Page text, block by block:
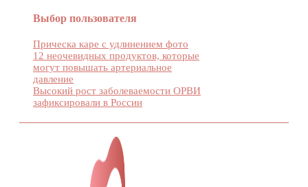
Выбор пользователя
Прическа каре с удлинением фото
12 неочевидных продуктов, которые
могут повышать артериальное
давление
Высокий рост заболеваемости ОРВИ
зафиксировали в России